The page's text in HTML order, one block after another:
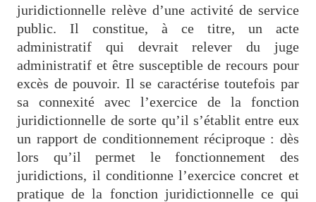
juridictionnelle relève d’une activité de service
public. Il constitue, à ce titre, un acte
administratif qui devrait relever du juge
administratif et être susceptible de recours pour
excès de pouvoir. Il se caractérise toutefois par
sa connexité avec l’exercice de la fonction
juridictionnelle de sorte qu’il s’établit entre eux
un rapport de conditionnement réciproque : dès
lors qu’il permet le fonctionnement des
juridictions, il conditionne l’exercice concret et
pratique de la fonction juridictionnelle ce qui